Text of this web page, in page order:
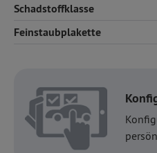
Schadstoffklasse
Feinstaubplakette